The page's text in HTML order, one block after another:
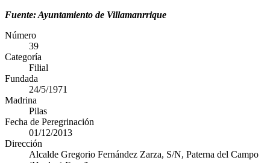
Fuente: Ayuntamiento de Villamanrrique
Número
39
Categoría
Filial
Fundada
24/5/1971
Madrina
Pilas
Fecha de Peregrinación
01/12/2013
Dirección
Alcalde Gregorio Fernández Zarza, S/N, Paterna del Campo